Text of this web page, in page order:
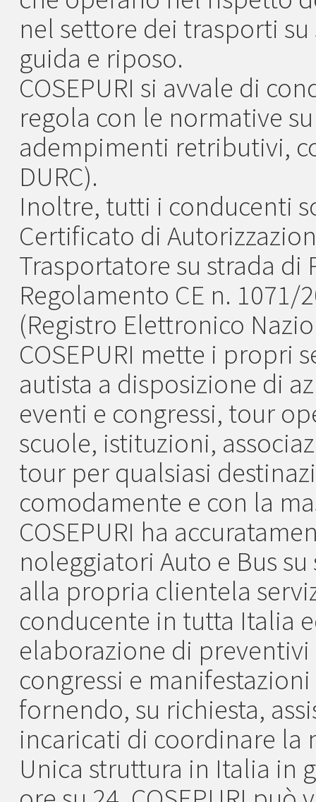
nel settore dei trasporti
guida e riposo.
COSEPURI si avvale di
regola con le normative
adempimenti retributivi,
DURC).
Inoltre, tutti i conducenti
Certificato di
Trasportatore su strada di
Regolamento CE n. 1071/
(Registro Elettronico
COSEPURI mette i propri
autista a disposizione di
eventi e congressi, tour
scuole, istituzioni,
tour per qualsiasi
comodamente e con la
COSEPURI ha
noleggiatori Auto e Bus
alla propria clientela
conducente in tutta Italia
elaborazione di
congressi e
fornendo, su richiesta,
incaricati di coordinare la
Unica struttura in Italia in